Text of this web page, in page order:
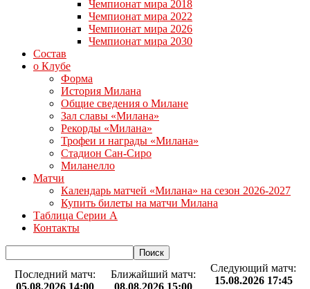
Чемпионат мира 2018
Чемпионат мира 2022
Чемпионат мира 2026
Чемпионат мира 2030
Состав
о Клубе
Форма
История Милана
Общие сведения о Милане
Зал славы «Милана»
Рекорды «Милана»
Трофеи и награды «Милана»
Стадион Сан-Сиро
Миланелло
Матчи
Календарь матчей «Милана» на сезон 2026-2027
Купить билеты на матчи Милана
Таблица Серии А
Контакты
Последний матч:
05.08.2026 14:00
Ближайший матч:
08.08.2026 15:00
Следующий матч:
15.08.2026 17:45